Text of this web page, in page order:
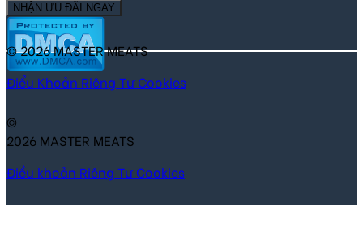
NHẬN ƯU ĐÃI NGAY
© 2026 MASTER MEATS
Điểu Khoản Riêng Tư Cookies
©
2026 MASTER MEATS
Điều khoản Riêng Tư Cookies